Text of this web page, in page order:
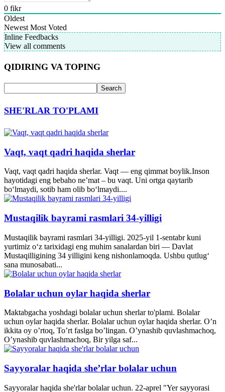
0 fikr
Oldest
Newest Most Voted
Inline Feedbacks
View all comments
QIDIRING VA TOPING
SHE'RLAR TO'PLAMI
Vaqt, vaqt qadri haqida sherlar
Vaqt, vaqt qadri haqida sherlar. Vaqt — eng qimmat boylik.Inson
hayotidagi eng bebaho ne’mat – bu vaqt. Uni ortga qaytarib
bo‘lmaydi, sotib ham olib bo‘lmaydi....
Mustaqilik bayrami rasmlari 34-yilligi
Mustaqilik bayrami rasmlari 34-yilligi. 2025-yil 1-sentabr kuni
yurtimiz o‘z tarixidagi eng muhim sanalardan biri — Davlat
Mustaqilligining 34 yilligini keng nishonlamoqda. Ushbu qutlug‘
sana munosabati...
Bolalar uchun oylar haqida sherlar
Maktabgacha yoshdagi bolalar uchun sherlar to'plami. Bolalar
uchun oylar haqida sherlar. Bolalar uchun oylar haqida sherlar. O’n
ikkita oy o’rtoq, To’rt faslga bo’lingan. O’ynashib quvlashmachoq,
O’ynashib quvlashmachoq, Bir yilga saf...
Sayyoralar haqida she’rlar bolalar uchun
Sayyoralar haqida she'rlar bolalar uchun. 22-aprel "Yer sayyorasi